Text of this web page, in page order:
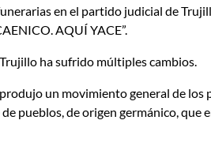
en el partido judicial de
AQUÍ YACE”.
ha sufrido múltiples cambios.
un movimiento general de
pueblos, de origen germánico, que